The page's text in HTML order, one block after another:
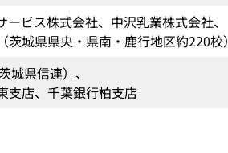
ビス株式会社、中沢乳業株式会社、
城県県央・県南・鹿行地区約220校）
城県信連）、
支店、千葉銀行柏支店